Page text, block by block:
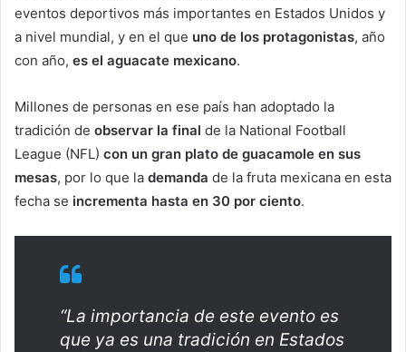
eventos deportivos más importantes en Estados Unidos y
a nivel mundial, y en el que uno de los protagonistas, año
con año, es el aguacate mexicano.
Millones de personas en ese país han adoptado la
tradición de observar la final de la National Football
League (NFL) con un gran plato de guacamole en sus
mesas, por lo que la demanda de la fruta mexicana en esta
fecha se incrementa hasta en 30 por ciento.
“La importancia de este evento es
que ya es una tradición en Estados